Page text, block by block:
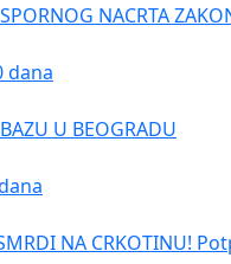
NACRTA
dana
U BEOGRADU
NA CRKOTINU!